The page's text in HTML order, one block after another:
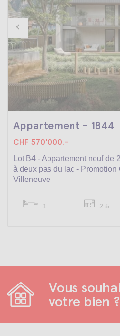
Appartement - 1844
CHF 570'000.-
Lot B4 - Appartement neuf de
à deux pas du lac - Promotion
Villeneuve
1 2.5
Vous
votre bien ?